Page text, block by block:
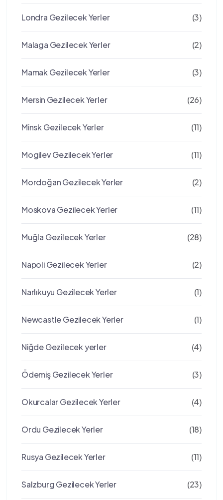
Londra Gezilecek Yerler (3)
Malaga Gezilecek Yerler (2)
Mamak Gezilecek Yerler (3)
Mersin Gezilecek Yerler (26)
Minsk Gezilecek Yerler (11)
Mogilev Gezilecek Yerler (11)
Mordoğan Gezilecek Yerler (2)
Moskova Gezilecek Yerler (11)
Muğla Gezilecek Yerler (28)
Napoli Gezilecek Yerler (2)
Narlıkuyu Gezilecek Yerler (1)
Newcastle Gezilecek Yerler (1)
Niğde Gezilecek yerler (4)
Ödemiş Gezilecek Yerler (3)
Okurcalar Gezilecek Yerler (4)
Ordu Gezilecek Yerler (18)
Rusya Gezilecek Yerler (11)
Salzburg Gezilecek Yerler (23)